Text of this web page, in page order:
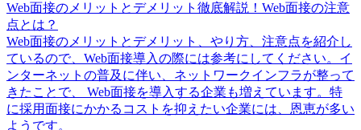
Web面接のメリットとデメリット徹底解説！Web面接の注意
点とは？
Web面接のメリットとデメリット、やり方、注意点を紹介し
ているので、Web面接導入の際には参考にしてください。イ
ンターネットの普及に伴い、ネットワークインフラが整って
きたことで、 Web面接を導入する企業も増えています。特
に採用面接にかかるコストを抑えたい企業には、恩恵が多い
ようです。